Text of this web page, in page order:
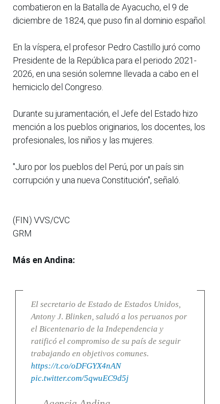
combatieron en la Batalla de Ayacucho, el 9 de
diciembre de 1824, que puso fin al dominio español.
En la víspera, el profesor Pedro Castillo juró como
Presidente de la República para el periodo 2021-
2026, en una sesión solemne llevada a cabo en el
hemiciclo del Congreso.
Durante su juramentación, el Jefe del Estado hizo
mención a los pueblos originarios, los docentes, los
profesionales, los niños y las mujeres.
"Juro por los pueblos del Perú, por un país sin
corrupción y una nueva Constitución", señaló.
(FIN) VVS/CVC
GRM
Más en Andina:
El secretario de Estado de Estados Unidos,
Antony J. Blinken, saludó a los peruanos por
el Bicentenario de la Independencia y
ratificó el compromiso de su país de seguir
trabajando en objetivos comunes.
https://t.co/oDFGYX4nAN
pic.twitter.com/5qwuEC9d5j